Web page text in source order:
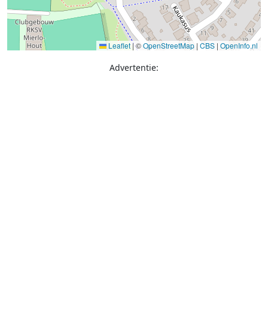
Leaflet |©OpenStreetMap | CBS | OpenInfo.nl
Advertentie: